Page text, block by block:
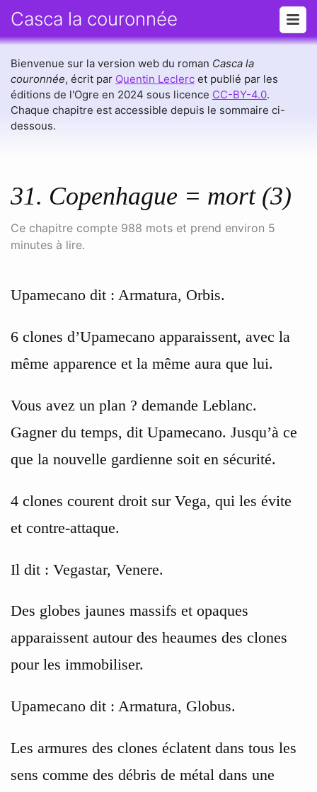
Casca la couronnée
Bienvenue sur la version web du roman Casca la
couronnée, écrit par Quentin Leclerc et publié par les
éditions de l'Ogre en 2024 sous licence CC-BY-4.0.
Chaque chapitre est accessible depuis le sommaire ci-
dessous.
31. Copenhague = mort (3)
Ce chapitre compte 988 mots et prend environ 5
minutes à lire.
Upamecano dit : Armatura, Orbis.
6 clones d’Upamecano apparaissent, avec la
même apparence et la même aura que lui.
Vous avez un plan ? demande Leblanc.
Gagner du temps, dit Upamecano. Jusqu’à ce
que la nouvelle gardienne soit en sécurité.
4 clones courent droit sur Vega, qui les évite
et contre-attaque.
Il dit : Vegastar, Venere.
Des globes jaunes massifs et opaques
apparaissent autour des heaumes des clones
pour les immobiliser.
Upamecano dit : Armatura, Globus.
Les armures des clones éclatent dans tous les
sens comme des débris de métal dans une